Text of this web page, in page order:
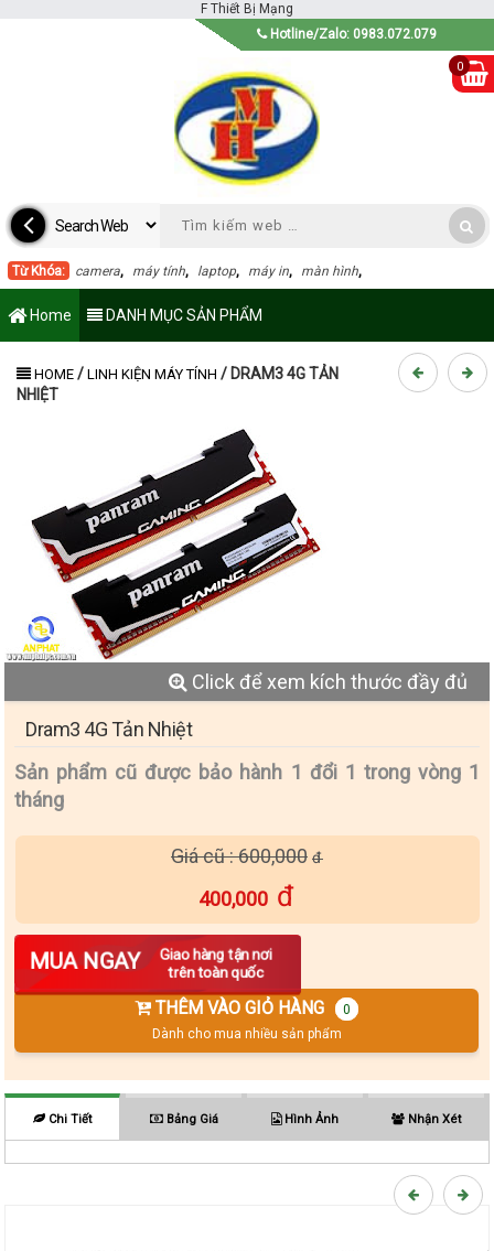
F Thiết Bị Mạng
Hotline/Zalo: 0983.072.079
Từ Khóa: camera, máy tính, laptop, máy in, màn hình,
Home DANH MỤC SẢN PHẨM
HOME / LINH KIỆN MÁY TÍNH / DRAM3 4G TẢN
NHIỆT
Click để xem kích thước đầy đủ
Dram3 4G Tản Nhiệt
Sản phẩm cũ được bảo hành 1 đổi 1 trong vòng 1
tháng
Giá cũ : 600,000
400,000
MUA NGAY
Giao hàng tận nơi
trên toàn quốc
Số lượng
THÊM VÀO GIỎ HÀNG
0
Dành cho mua nhiều sản phẩm
Chi Tiết Bảng Giá Hình Ảnh Nhận Xét
0